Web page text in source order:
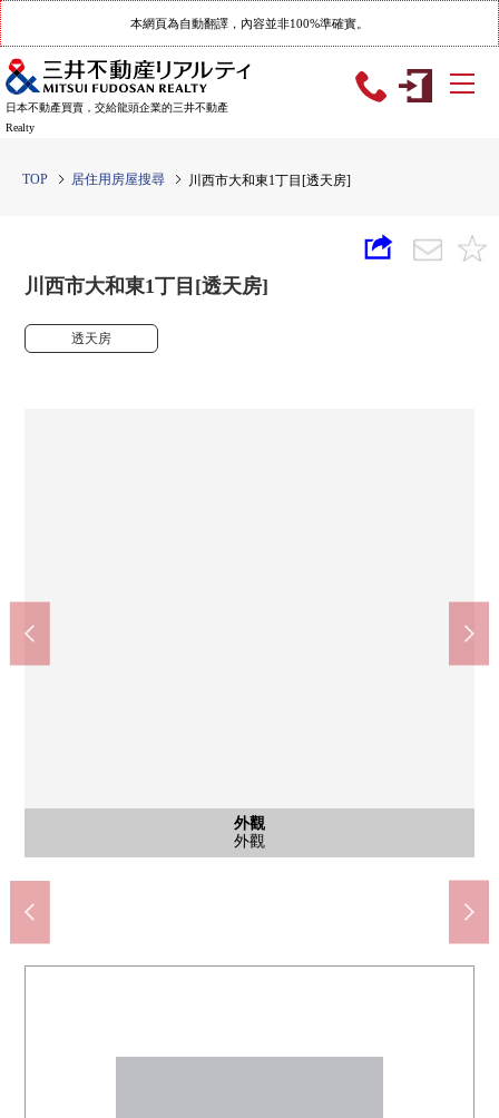
本網頁為自動翻譯，內容並非100%準確實。
日本不動產買賣，交給龍頭企業的三井不動產
Realty
TOP 居住用房屋搜尋 川西市大和東1丁目[透天房]
川西市大和東1丁目[透天房]
透天房
外觀
外觀
停車場
停車場
院子
南院子
院子
南院子
西式房間
東面西式房間
室內
東面西式房間
外觀
外觀
外觀
外觀
外觀
外觀
外觀
外觀
外觀
外觀
外觀
外觀